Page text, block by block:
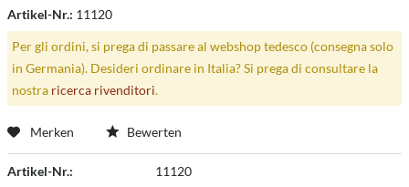
Artikel-Nr.: 11120
Per gli ordini, si prega di passare al webshop tedesco (consegna solo
in Germania). Desideri ordinare in Italia? Si prega di consultare la
nostra ricerca rivenditori.
Merken Bewerten
Artikel-Nr.: 11120